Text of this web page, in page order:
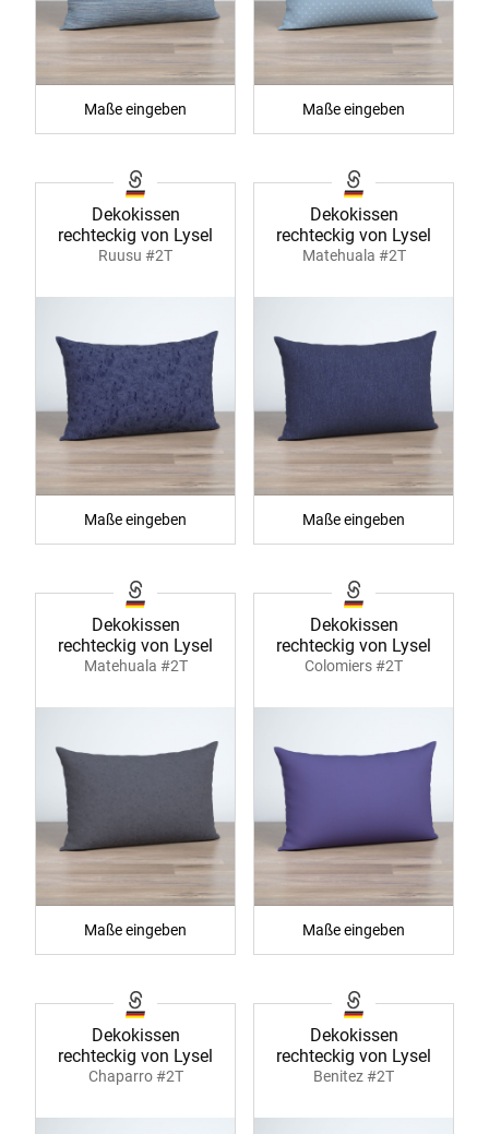
Maße eingeben Maße eingeben
Dekokissen
rechteckig von Lysel
Ruusu #2T
Maße eingeben
Dekokissen
rechteckig von Lysel
Matehuala #2T
Maße eingeben
Dekokissen
rechteckig von Lysel
Matehuala #2T
Maße eingeben
Dekokissen
rechteckig von Lysel
Colomiers #2T
Maße eingeben
Dekokissen
rechteckig von Lysel
Chaparro #2T
Dekokissen
rechteckig von Lysel
Benitez #2T